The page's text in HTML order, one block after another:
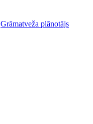
Grāmatveža plānotājs